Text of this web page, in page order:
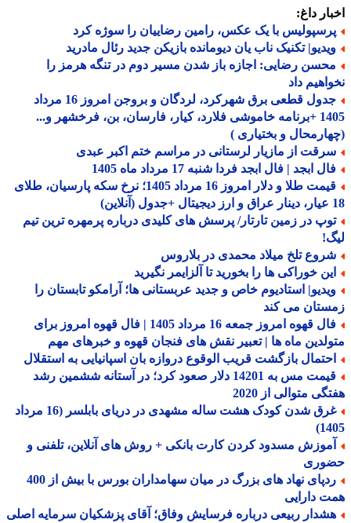
داغ:
با یک عکس، رامین رضاییان را سوژه کرد
تکنیک ناب یان دیومانده بازیکن جدید رئال مادرید
رضایی: اجازه باز شدن مسیر دوم در تنگه هرمز را
داد
جدول قطعی برق شهرکرد، لردگان و بروجن امروز 16 مرداد
1405 +برنامه خاموشی فلارد، کیار، فارسان، بن، فرخشهر و...
و بختیاری )
از مازیار لرستانی در مراسم ختم اکبر عبدی
ابجد | فال ابجد فردا شنبه 17 مرداد ماه 1405
قیمت طلا و دلار امروز 16 مرداد 1405؛ نرخ سکه پارسیان، طلای
در زمین تارتار/ پرسش های کلیدی درباره پرمهره ترین تیم
تلخ میلاد محمدی در بلاروس
خوراکی ها را بخورید تا آلزایمر نگیرید
استادیوم خاص و جدید عربستانی ها؛ آرامکو تابستان را
می کند
فال قهوه امروز جمعه 16 مرداد 1405 | فال قهوه امروز برای
ماه ها | تعبیر نقش های فنجان قهوه و خبرهای مهم
بازگشت قریب الوقوع دروازه بان اسپانیایی به استقلال
قیمت مس به 14201 دلار صعود کرد؛ در آستانه ششمین رشد
متوالی از 2020
غرق شدن کودک هشت ساله مشهدی در دریای بابلسر (16 مرداد
مسدود کردن کارت بانکی + روش های آنلاین، تلفنی و
ردپای نهاد های بزرگ در میان سهامداران بورس با بیش از 400
دارایی
ربیعی درباره فرسایش وفاق؛ آقای پزشکیان سرمایه اصلی